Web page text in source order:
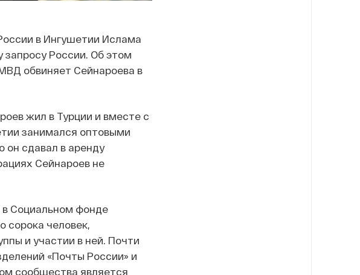
в Ингушетии Ислама
запросу России. Об этом
обвиняет Сейнароева в
жил в Турции и вместе с
занимался оптовыми
он сдавал в аренду
Сейнароев не
Социальном фонде
сорока человек,
и участии в ней. Почти
«Почты России» и
сообщества является